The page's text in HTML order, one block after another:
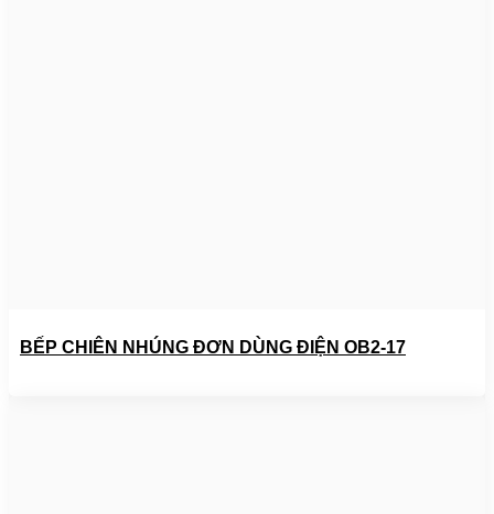
BẾP CHIÊN NHÚNG ĐƠN DÙNG ĐIỆN OB2-17